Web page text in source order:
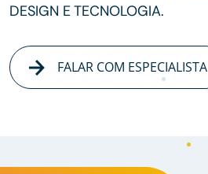
DESIGN E TECNOLOGIA.
FALAR COM ESPECIALISTA